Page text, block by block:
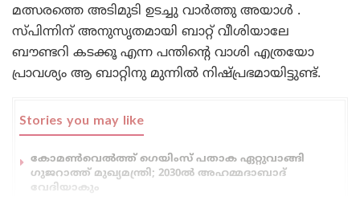
മത്സരത്തെ അടിമുടി ഉടച്ചു വാർത്തു അയാൾ .
സ്പിന്നിന് അനുസൃതമായി ബാറ്റ് വീശിയാലേ
ബൗണ്ടറി കടക്കൂ എന്ന പന്തിന്റെ വാശി എത്രയോ
പ്രാവശ്യം ആ ബാറ്റിനു മുന്നിൽ നിഷ്പ്രഭമായിട്ടുണ്ട്.
Stories you may like
കോമൺവെൽത്ത് ഗെയിംസ് പതാക ഏറ്റുവാങ്ങി
ഗുജറാത്ത് മുഖ്യമന്ത്രി; 2030ൽ അഹമ്മദാബാദ്
വേദിയാകും